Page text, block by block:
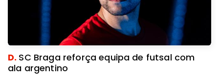
D. SC Braga reforça equipa de futsal com
ala argentino